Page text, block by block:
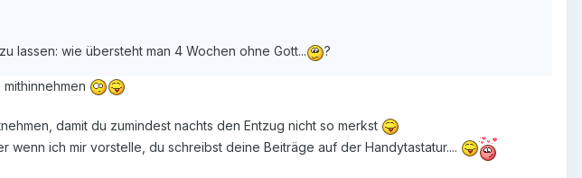
lassen: wie übersteht man 4 Wochen ohne Gott...
?
damit du zumindest nachts den Entzug nicht so merkst
ich mir vorstelle, du schreibst deine Beiträge auf der Handytastatur....